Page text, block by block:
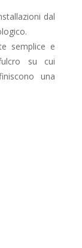
dal
semplice e
su cui
una